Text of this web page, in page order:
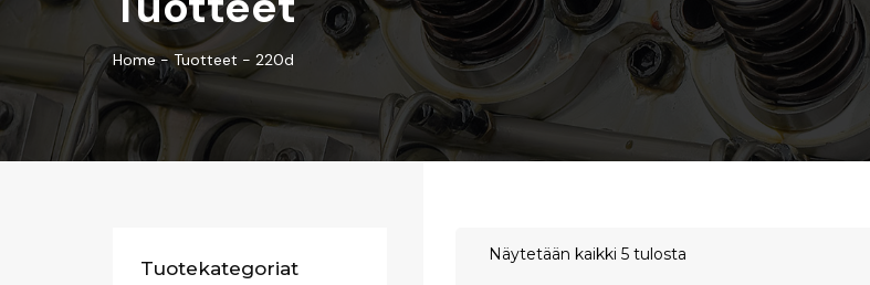
Home-Tuotteet - 220d
Näytetään kaikki 5 tulosta
Tuotekategoriat